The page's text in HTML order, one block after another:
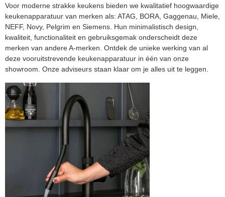
Voor moderne strakke keukens bieden we kwalitatief hoogwaardige
keukenapparatuur van merken als: ATAG, BORA, Gaggenau, Miele,
NEFF, Novy, Pelgrim en Siemens. Hun minimalistisch design,
kwaliteit, functionaliteit en gebruiksgemak onderscheidt deze
merken van andere A-merken. Ontdek de unieke werking van al
deze vooruitstrevende keukenapparatuur in één van onze
showroom. Onze adviseurs staan klaar om je alles uit te leggen.